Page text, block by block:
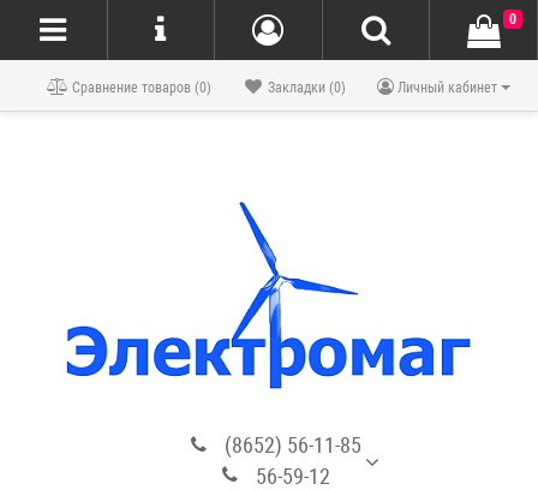
Блог
Личный кабинет
Закладки (0)
Сравнение товаров (0)
(8652) 56-11-85
56-59-12
0